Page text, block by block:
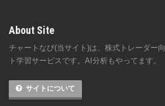
About Site
チャートなび(当サイト)は、株式トレーダー
ト学習サービスです。AI分析もやってます。
サイトについて